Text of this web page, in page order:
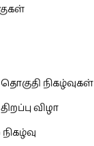
நிகழ்வுகள்
விழா